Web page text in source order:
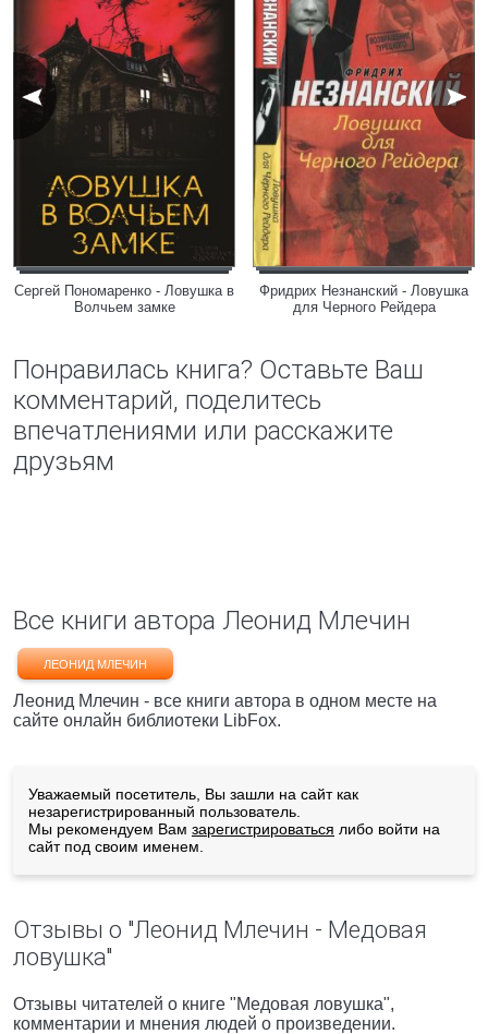
Сергей Пономаренко - Ловушка в
Волчьем замке
Фридрих Незнанский - Ловушка
для Черного Рейдера
Понравилась книга? Оставьте Ваш
комментарий, поделитесь
впечатлениями или расскажите
друзьям
Все книги автора Леонид Млечин
ЛЕОНИД МЛЕЧИН
Леонид Млечин - все книги автора в одном месте на
сайте онлайн библиотеки LibFox.
Уважаемый посетитель, Вы зашли на сайт как
незарегистрированный пользователь.
Мы рекомендуем Вам зарегистрироваться либо войти на
сайт под своим именем.
Отзывы о "Леонид Млечин - Медовая
ловушка"
Отзывы читателей о книге "Медовая ловушка",
комментарии и мнения людей о произведении.